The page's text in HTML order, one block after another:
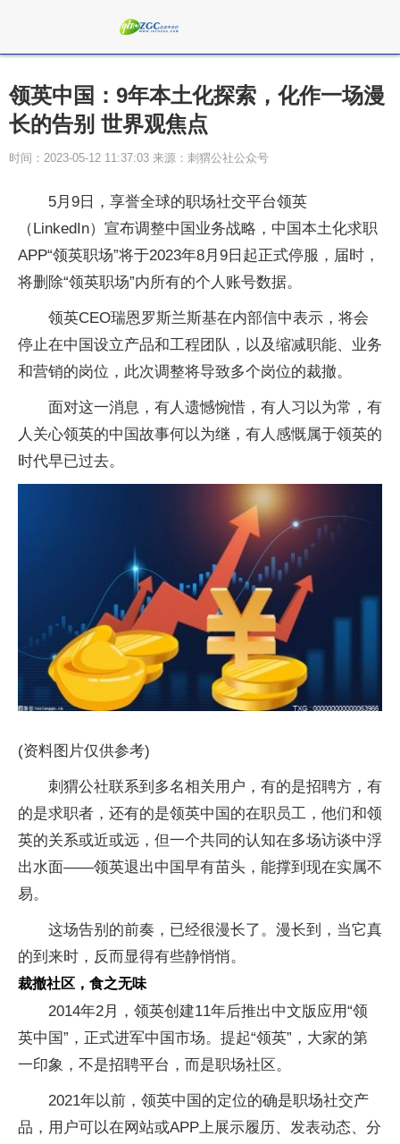
领英中国：9年本土化探索，化作一场漫
长的告别 世界观焦点
时间：2023-05-12 11:37:03 来源：刺猬公社公众号
5月9日，享誉全球的职场社交平台领英
（LinkedIn）宣布调整中国业务战略，中国本土化求职
APP“领英职场”将于2023年8月9日起正式停服，届时，
将删除“领英职场”内所有的个人账号数据。
领英CEO瑞恩罗斯兰斯基在内部信中表示，将会
停止在中国设立产品和工程团队，以及缩减职能、业务
和营销的岗位，此次调整将导致多个岗位的裁撤。
面对这一消息，有人遗憾惋惜，有人习以为常，有
人关心领英的中国故事何以为继，有人感慨属于领英的
时代早已过去。
(资料图片仅供参考)
刺猬公社联系到多名相关用户，有的是招聘方，有
的是求职者，还有的是领英中国的在职员工，他们和领
英的关系或近或远，但一个共同的认知在多场访谈中浮
出水面——领英退出中国早有苗头，能撑到现在实属不
易。
这场告别的前奏，已经很漫长了。漫长到，当它真
的到来时，反而显得有些静悄悄。
裁撤社区，食之无味
2014年2月，领英创建11年后推出中文版应用“领
英中国”，正式进军中国市场。提起“领英”，大家的第
一印象，不是招聘平台，而是职场社区。
2021年以前，领英中国的定位的确是职场社交产
品，用户可以在网站或APP上展示履历、发表动态、分